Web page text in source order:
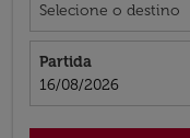
Selecione o destino
Partida
fc-booking-
16/08/2026